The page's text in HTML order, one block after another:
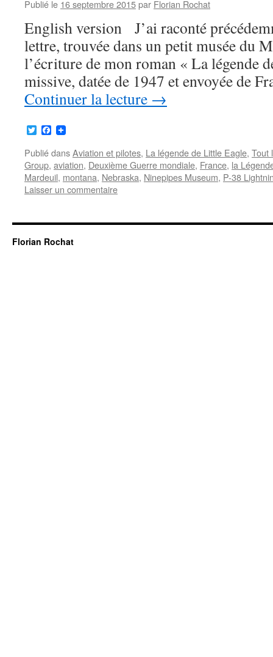
Publié le 16 septembre 2015par Florian Rochat
English version J’ai raconté
lettre, trouvée dans un petit musée du
l’écriture de mon roman « La légende
missive, datée de 1947 et envoyée de
Continuer la lecture →
TwitterFacebook
Publié dansAviation et pilotes, La légende de Little Eagle, Tout
Group, aviation, Deuxième Guerre mondiale, France, la
Mardeuil, montana, Nebraska, Ninepipes Museum, P-38
Laisser un commentaire
Florian Rochat